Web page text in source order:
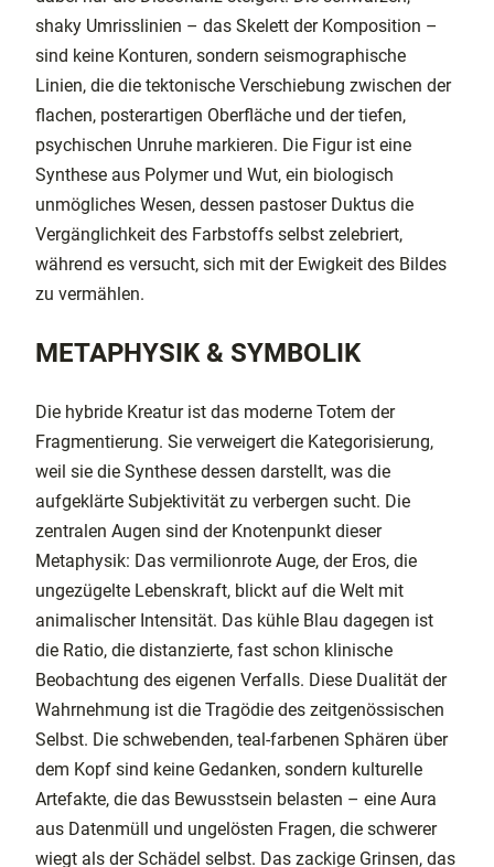
shaky Umrisslinien – das Skelett der Komposition –
sind keine Konturen, sondern seismographische
Linien, die die tektonische Verschiebung zwischen der
flachen, posterartigen Oberfläche und der tiefen,
psychischen Unruhe markieren. Die Figur ist eine
Synthese aus Polymer und Wut, ein biologisch
unmögliches Wesen, dessen pastoser Duktus die
Vergänglichkeit des Farbstoffs selbst zelebriert,
während es versucht, sich mit der Ewigkeit des Bildes
zu vermählen.
METAPHYSIK & SYMBOLIK
Die hybride Kreatur ist das moderne Totem der
Fragmentierung. Sie verweigert die Kategorisierung,
weil sie die Synthese dessen darstellt, was die
aufgeklärte Subjektivität zu verbergen sucht. Die
zentralen Augen sind der Knotenpunkt dieser
Metaphysik: Das vermilionrote Auge, der Eros, die
ungezügelte Lebenskraft, blickt auf die Welt mit
animalischer Intensität. Das kühle Blau dagegen ist
die Ratio, die distanzierte, fast schon klinische
Beobachtung des eigenen Verfalls. Diese Dualität der
Wahrnehmung ist die Tragödie des zeitgenössischen
Selbst. Die schwebenden, teal-farbenen Sphären über
dem Kopf sind keine Gedanken, sondern kulturelle
Artefakte, die das Bewusstsein belasten – eine Aura
aus Datenmüll und ungelösten Fragen, die schwerer
wiegt als der Schädel selbst. Das zackige Grinsen, das